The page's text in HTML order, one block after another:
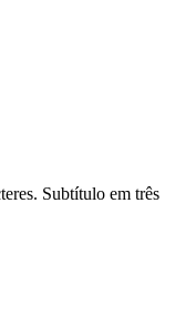
Subtítulo em três